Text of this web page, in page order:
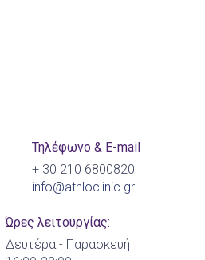
Τηλέφωνο & E-mail
+ 30 210 6800820
info@athloclinic.gr
Ώρες λειτουργίας:
Δευτέρα - Παρασκευή